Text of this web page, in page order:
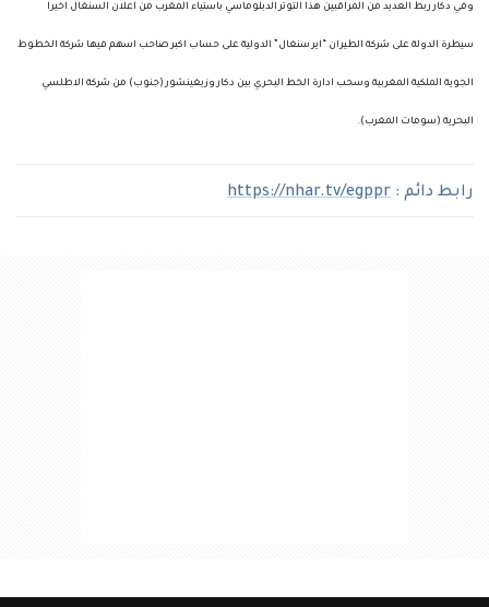
وفي دكار ربط العديد من المراقبين هذا التوتر الدبلوماسي باستياء المغرب من اعلان السنغال اخيرا
سيطرة الدولة على شركة الطيران “اير سنغال” الدولية على حساب اكبر صاحب اسهم فيها شركة الخطوط
الجوية الملكية المغربية وسحب ادارة الخط البحري بين دكار وزيغينشور (جنوب) من شركة الاطلسي
البحرية (سومات المغرب).
رابط دائم : https://nhar.tv/egppr